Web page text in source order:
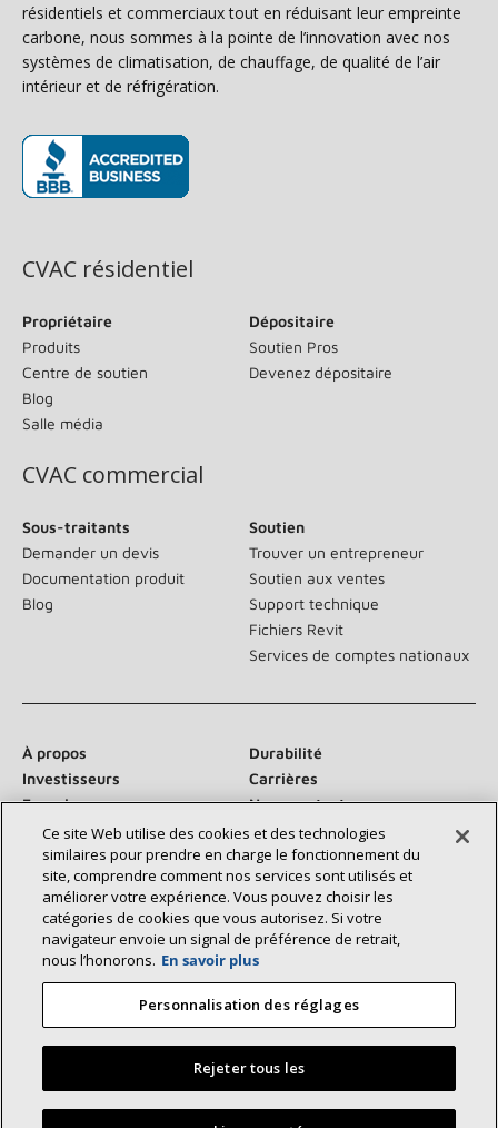
résidentiels et commerciaux tout en réduisant leur empreinte
carbone, nous sommes à la pointe de l’innovation avec nos
systèmes de climatisation, de chauffage, de qualité de l’air
intérieur et de réfrigération.
CVAC résidentiel
Propriétaire
Produits
Centre de soutien
Blog
Salle média
Dépositaire
Soutien Pros
Devenez dépositaire
CVAC commercial
Sous-traitants
Demander un devis
Documentation produit
Blog
Soutien
Trouver un entrepreneur
Soutien aux ventes
Support technique
Fichiers Revit
Services de comptes nationaux
À propos
Durabilité
Investisseurs
Carrières
Fournisseurs
Nous contacter
Salle de presse
Communiquez avec nous :
©2026 Lennox International Inc.
Déclaration d’accessibilité
Confidentialité
Ce site Web utilise des cookies et des technologies
similaires pour prendre en charge le fonctionnement du
site, comprendre comment nos services sont utilisés et
améliorer votre expérience. Vous pouvez choisir les
catégories de cookies que vous autorisez. Si votre
navigateur envoie un signal de préférence de retrait,
nous l’honorons. En savoir plus
Personnalisation des réglages
Rejeter tous les